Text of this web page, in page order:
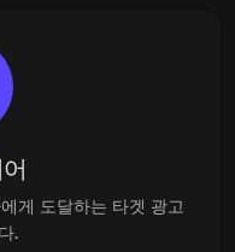
게 도달하는 타겟 광고
.